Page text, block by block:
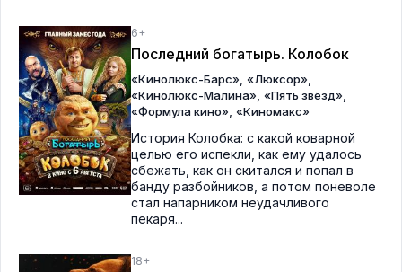
6+
Последний богатырь. Колобок
«Кинолюкс-Барс», «Люксор»,
«Кинолюкс-Малина», «Пять звёзд»,
«Формула кино», «Киномакс»
История Колобка: с какой коварной
целью его испекли, как ему удалось
сбежать, как он скитался и попал в
банду разбойников, а потом поневоле
стал напарником неудачливого
пекаря...
18+